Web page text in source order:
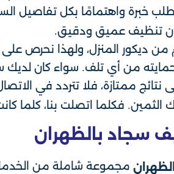
خبرة واهتمامًا بكل تفاصيل
تنظيف عميق ودقيق.
ديكور المنزل، ولهذا نحرص
من أي تلف. سواء كان لديك
ممتازة، فلا تتردد في
فكلما اتصلت بنا، كلما
سجاد بالظهران
مجموعة شاملة من